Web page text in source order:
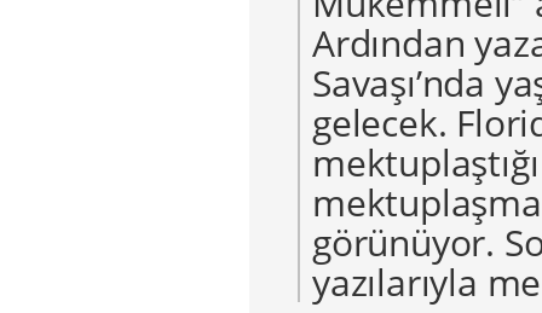
Ardından
Savaşı’nda
gelecek.
görünüyor.
yazılarıyla